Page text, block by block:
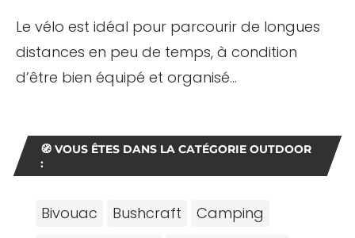
Le vélo est idéal pour parcourir de longues
distances en peu de temps, à condition
d’être bien équipé et organisé…
🧭 VOUS ÊTES DANS LA CATÉGORIE OUTDOOR
:
Bivouac Bushcraft
Camping